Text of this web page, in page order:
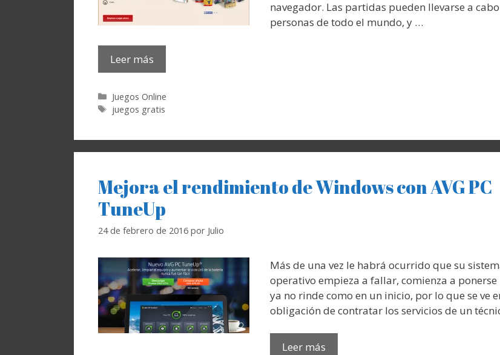
navegador. Las partidas pueden llevarse a
personas de todo el mundo, y …
Leer más
Categorías
Juegos Online
Etiquetas
juegos gratis
Mejora el rendimiento de Windows con AVG PC
TuneUp
24 de febrero de 2016 por Julio
Más de una vez le habrá ocurrido que su
operativo empieza a fallar, comienza a ponerse
ya no rinde como en un inicio, por lo que se ve
obligación de contratar los servicios de un
Leer más